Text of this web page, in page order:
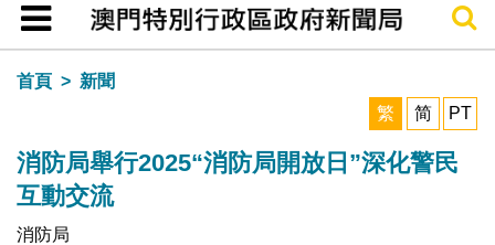
目錄
搜尋
首頁
新聞
繁
简 PT
消防局舉行2025“消防局開放日”深化警民
互動交流
消防局